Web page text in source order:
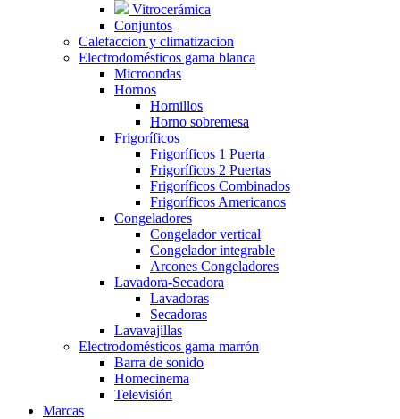
Vitrocerámica
Conjuntos
Calefaccion y climatizacion
Electrodomésticos gama blanca
Microondas
Hornos
Hornillos
Horno sobremesa
Frigoríficos
Frigoríficos 1 Puerta
Frigoríficos 2 Puertas
Frigoríficos Combinados
Frigoríficos Americanos
Congeladores
Congelador vertical
Congelador integrable
Arcones Congeladores
Lavadora-Secadora
Lavadoras
Secadoras
Lavavajillas
Electrodomésticos gama marrón
Barra de sonido
Homecinema
Televisión
Marcas